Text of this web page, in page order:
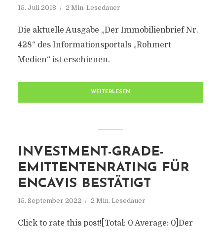
15. Juli 2018 2 Min. Lesedauer
Die aktuelle Ausgabe „Der Immobilienbrief Nr.
428“ des Informationsportals „Rohmert
Medien“ ist erschienen.
WEITERLESEN
INVESTMENT-GRADE-
EMITTENTENRATING FÜR
ENCAVIS BESTÄTIGT
15. September 2022 2 Min. Lesedauer
Click to rate this post![Total: 0 Average: 0]Der